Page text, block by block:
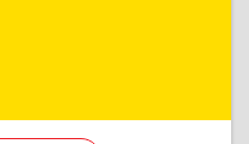
Подробнее